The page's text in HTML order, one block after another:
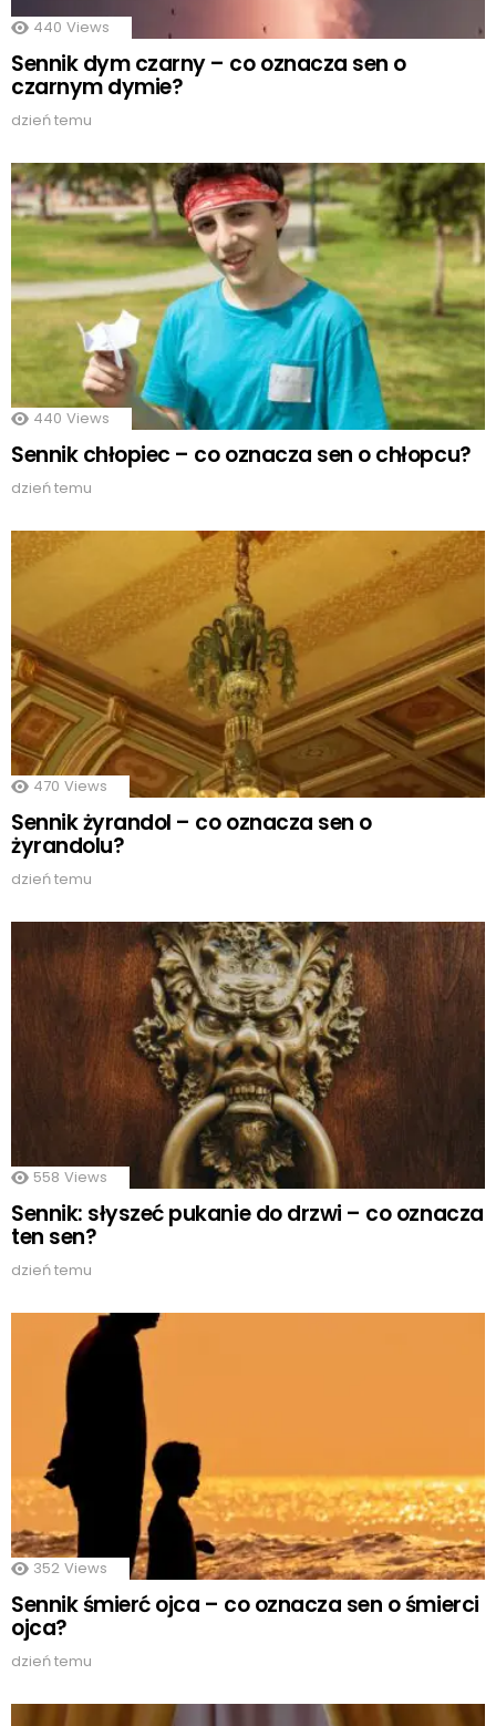
440 Views
Sennik dym czarny – co oznacza sen o
czarnym dymie?
dzień temu
440 Views
Sennik chłopiec – co oznacza sen o chłopcu?
dzień temu
470 Views
Sennik żyrandol – co oznacza sen o
żyrandolu?
dzień temu
558 Views
Sennik: słyszeć pukanie do drzwi – co oznacza
ten sen?
dzień temu
352 Views
Sennik śmierć ojca – co oznacza sen o śmierci
ojca?
dzień temu